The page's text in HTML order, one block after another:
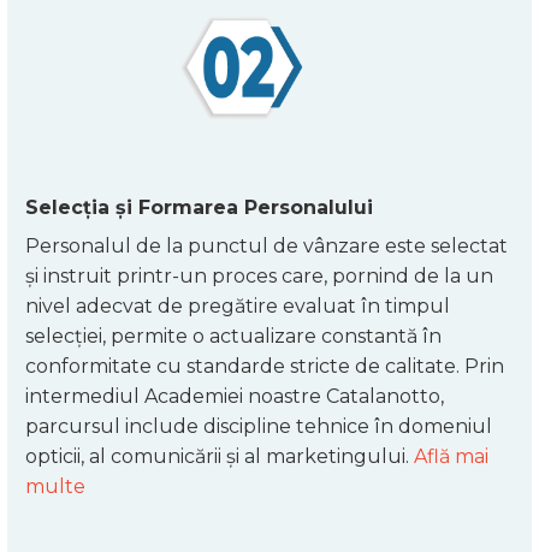
Selecția și Formarea Personalului
Personalul de la punctul de vânzare este selectat
și instruit printr-un proces care, pornind de la un
nivel adecvat de pregătire evaluat în timpul
selecției, permite o actualizare constantă în
conformitate cu standarde stricte de calitate. Prin
intermediul Academiei noastre Catalanotto,
parcursul include discipline tehnice în domeniul
opticii, al comunicării și al marketingului. Află mai
multe